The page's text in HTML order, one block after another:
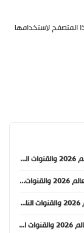
لاستخدامها
موعد مباراة إنجلترا وكرواتيا في كأس العالم 2026 والقنوات الناقلة
موعد مباراة البرتغال والكونغو في كأس العالم 2026 والقنوات الناقلة
موعد مباراة النمسا والأردن في كأس العالم 2026 والقنوات الناقلة
موعد مباراة الأرجنتين والجزائر في كأس العالم 2026 والقنوات الناقلة